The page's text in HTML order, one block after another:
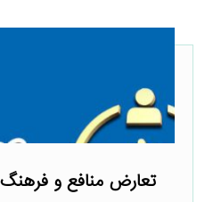
تعارض منافع و فرهنگ